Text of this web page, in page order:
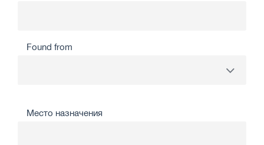
Found from
Место назначения